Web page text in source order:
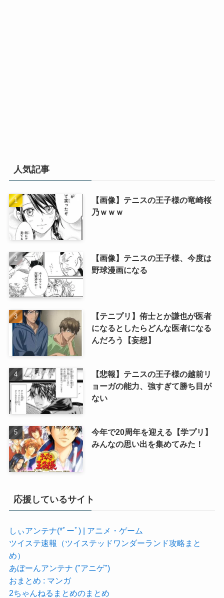
人気記事
【画像】テニスの王子様の竜崎桜
乃ｗｗｗ
【画像】テニスの王子様、今度は
野球漫画になる
【テニプリ】侑士とか謙也が医者
になるとしたらどんな医者になる
んだろう【妄想】
【悲報】テニスの王子様の越前リ
ョーガの能力、強すぎて勝ち目が
ない
今年で20周年を迎える【学プリ】
みんなの思い出を集めてみた！
応援しているサイト
しぃアンテナ(*ﾟーﾟ) | アニメ・ゲーム
ツイステ速報（ツイステッドワンダーランド攻略まと
め）
あぼーんアンテナ ("アニゲ")
おまとめ : マンガ
2ちゃんねるまとめのまとめ